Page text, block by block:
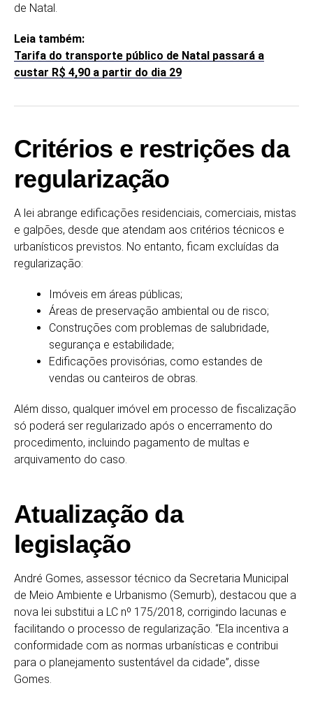
de Natal.
Leia também:
Tarifa do transporte público de Natal passará a
custar R$ 4,90 a partir do dia 29
Critérios e restrições da
regularização
A lei abrange edificações residenciais, comerciais, mistas
e galpões, desde que atendam aos critérios técnicos e
urbanísticos previstos. No entanto, ficam excluídas da
regularização:
Imóveis em áreas públicas;
Áreas de preservação ambiental ou de risco;
Construções com problemas de salubridade,
segurança e estabilidade;
Edificações provisórias, como estandes de
vendas ou canteiros de obras.
Além disso, qualquer imóvel em processo de fiscalização
só poderá ser regularizado após o encerramento do
procedimento, incluindo pagamento de multas e
arquivamento do caso.
Atualização da
legislação
André Gomes, assessor técnico da Secretaria Municipal
de Meio Ambiente e Urbanismo (Semurb), destacou que a
nova lei substitui a LC nº 175/2018, corrigindo lacunas e
facilitando o processo de regularização. “Ela incentiva a
conformidade com as normas urbanísticas e contribui
para o planejamento sustentável da cidade”, disse
Gomes.